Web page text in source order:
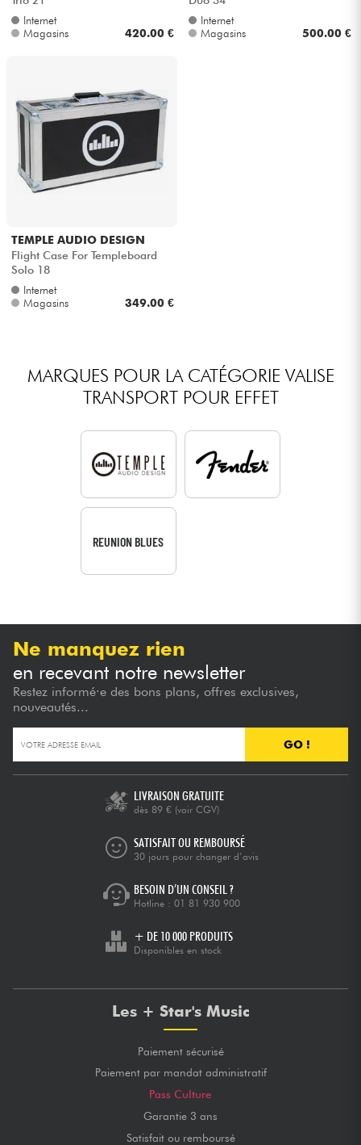
Internet
Magasins
420.00 €
Internet
Magasins
500.00 €
TEMPLE AUDIO DESIGN
Flight Case For Templeboard
Solo 18
Internet
Magasins
349.00 €
MARQUES POUR LA CATÉGORIE VALISE
TRANSPORT POUR EFFET
REUNION BLUES
Ne manquez rien
en recevant notre newsletter
Restez informé·e des bons plans, offres exclusives,
nouveautés...
GO !
LIVRAISON GRATUITE
dès 89 € (voir CGV)
SATISFAIT OU REMBOURSÉ
30 jours pour changer d’avis
BESOIN D’UN CONSEIL ?
Hotline : 01 81 930 900
+ DE 10 000 PRODUITS
Disponibles en stock
Les + Star's Music
Paiement sécurisé
Paiement par mandat administratif
Pass Culture
Garantie 3 ans
Satisfait ou remboursé